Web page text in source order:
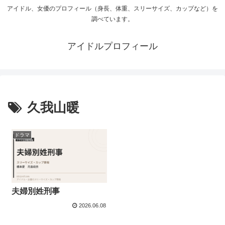
アイドル、女優のプロフィール（身長、体重、スリーサイズ、カップなど）を
調べています。
アイドルプロフィール
久我山暖
ドラマ
夫婦別姓刑事
2026.06.08